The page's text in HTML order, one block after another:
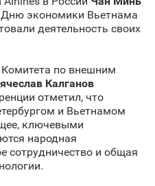
экономики Вьетнама
деятельность своих
Комитета по внешним
Калганов
отметил, что
и Вьетнамом
ключевыми
народная
сотрудничество и общая